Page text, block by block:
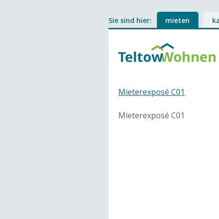
Sie sind hier: mieten
Mieterexposé C01
Mieterexposé C01